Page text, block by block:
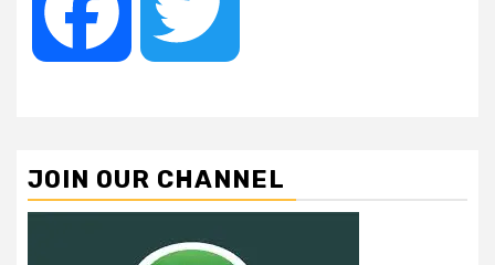
Facebook
JOIN OUR CHANNEL